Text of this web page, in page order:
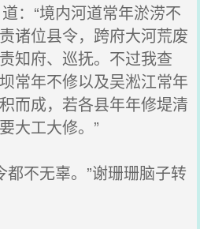
：“境内河道常年淤涝不
诸位县令，跨府大河荒废
知府、巡抚。不过我查
常年不修以及吴淞江常年
而成，若各县年年修堤清
大工大修。”
不无辜。”谢珊珊脑子转